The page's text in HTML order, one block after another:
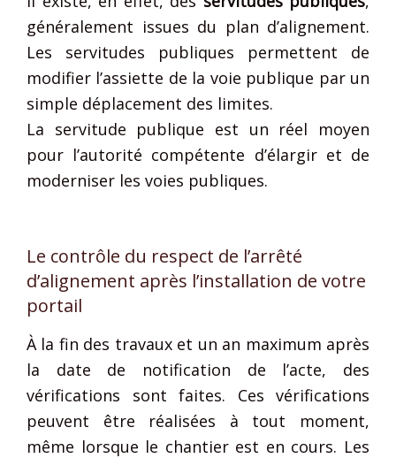
généralement issues du plan d’alignement.
Les servitudes publiques permettent de
modifier l’assiette de la voie publique par un
simple déplacement des limites.
La servitude publique est un réel moyen
pour l’autorité compétente d’élargir et de
moderniser les voies publiques.
Le contrôle du respect de l’arrêté
d’alignement après l’installation de votre
portail
À la fin des travaux et un an maximum après
la date de notification de l’acte, des
vérifications sont faites. Ces vérifications
peuvent être réalisées à tout moment,
même lorsque le chantier est en cours. Les